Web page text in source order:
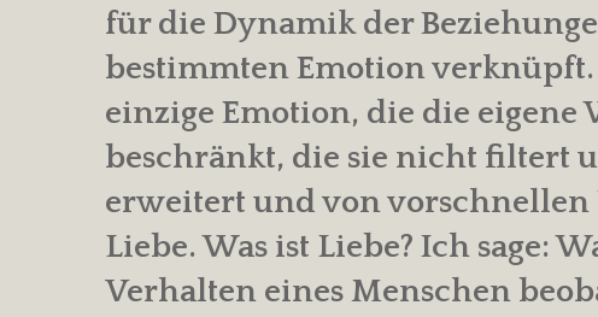
für die Dynamik der
bestimmten Emotion
einzige Emotion, die die
beschränkt, die sie nicht filtert
erweitert und von
Liebe. Was ist Liebe? Ich sage:
Verhalten eines Menschen